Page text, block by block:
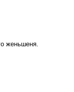
женьшеня.